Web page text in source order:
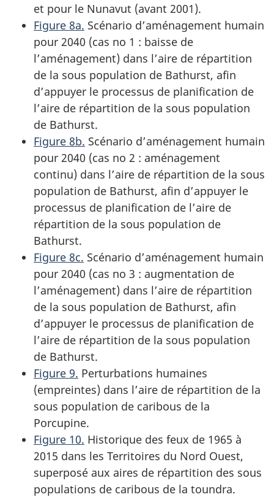
et pour le Nunavut (avant 2001).
Figure 8a. Scénario d’aménagement humain
pour 2040 (cas no 1 : baisse de
l’aménagement) dans l’aire de répartition
de la sous population de Bathurst, afin
d’appuyer le processus de planification de
l’aire de répartition de la sous population
de Bathurst.
Figure 8b. Scénario d’aménagement humain
pour 2040 (cas no 2 : aménagement
continu) dans l’aire de répartition de la sous
population de Bathurst, afin d’appuyer le
processus de planification de l’aire de
répartition de la sous population de
Bathurst.
Figure 8c. Scénario d’aménagement humain
pour 2040 (cas no 3 : augmentation de
l’aménagement) dans l’aire de répartition
de la sous population de Bathurst, afin
d’appuyer le processus de planification de
l’aire de répartition de la sous population
de Bathurst.
Figure 9. Perturbations humaines
(empreintes) dans l’aire de répartition de la
sous population de caribous de la
Porcupine.
Figure 10. Historique des feux de 1965 à
2015 dans les Territoires du Nord Ouest,
superposé aux aires de répartition des sous
populations de caribous de la toundra.